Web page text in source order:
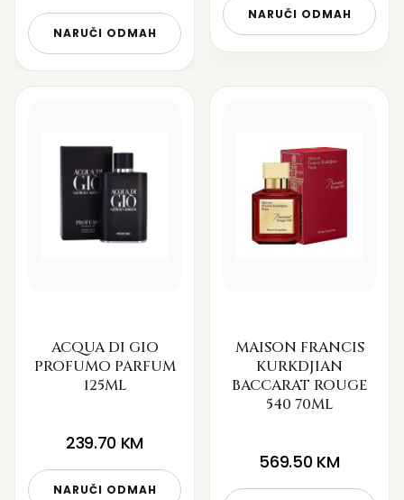
NARUČI ODMAH
NARUČI ODMAH
ACQUA DI GIO
PROFUMO PARFUM
125ML
239.70 KM
NARUČI ODMAH
MAISON FRANCIS
KURKDJIAN
BACCARAT ROUGE
540 70ML
569.50 KM